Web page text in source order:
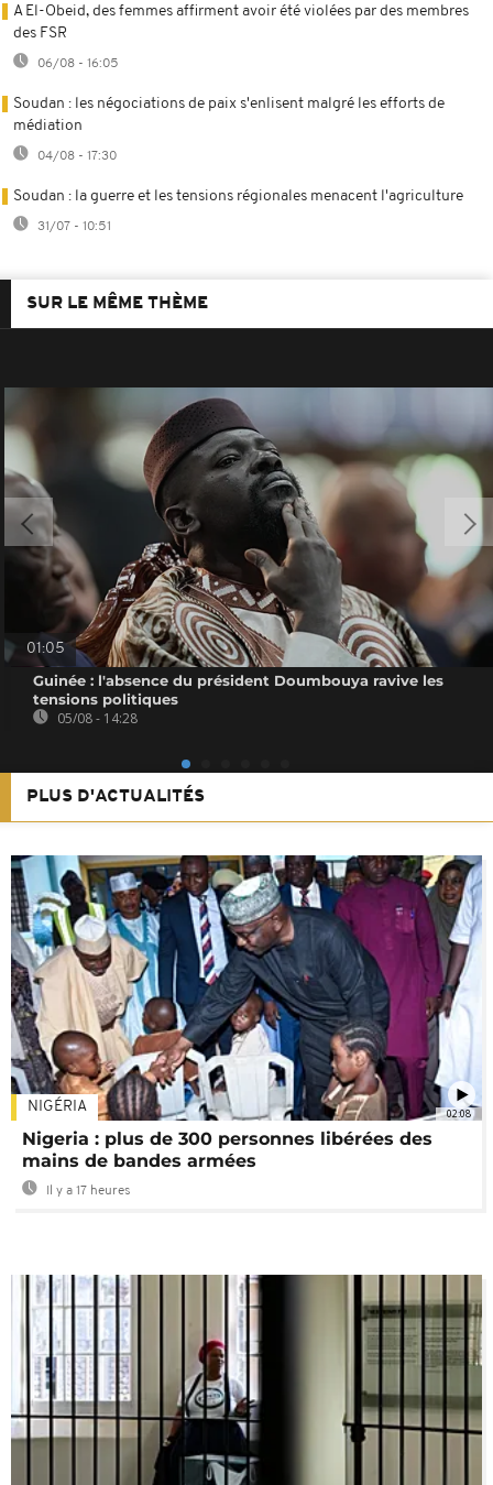
A El-Obeid, des femmes affirment avoir été violées par des membres
des FSR
06/08 - 16:05
Soudan : les négociations de paix s'enlisent malgré les efforts de
médiation
04/08 - 17:30
Soudan : la guerre et les tensions régionales menacent l'agriculture
31/07 - 10:51
SUR LE MÊME THÈME
01:05
Guinée : l'absence du président Doumbouya ravive les
tensions politiques
05/08 - 14:28
PLUS D'ACTUALITÉS
02:08
NIGÉRIA
Nigeria : plus de 300 personnes libérées des
mains de bandes armées
Il y a 17 heures